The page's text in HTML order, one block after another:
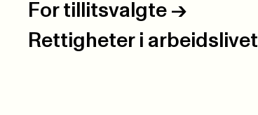
For tillitsvalgte ->
Rettigheter i arbeidslivet